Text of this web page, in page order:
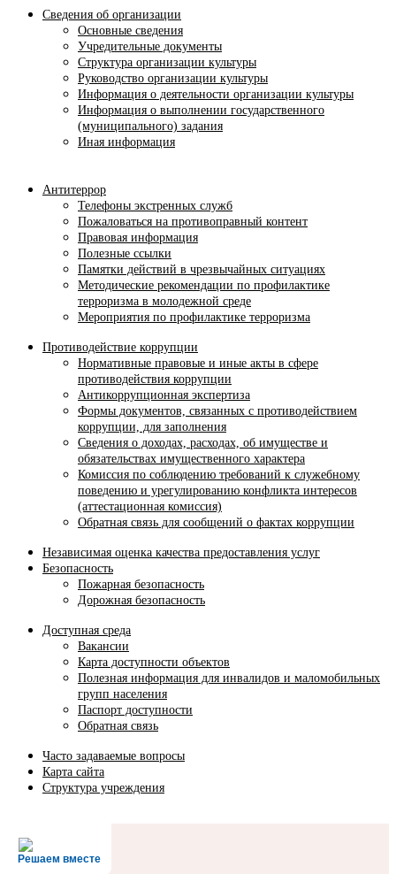
Сведения об организации
Основные сведения
Учредительные документы
Структура организации культуры
Руководство организации культуры
Информация о деятельности организации культуры
Информация о выполнении государственного
(муниципального) задания
Иная информация
Антитеррор
Телефоны экстренных служб
Пожаловаться на противоправный контент
Правовая информация
Полезные ссылки
Памятки действий в чрезвычайных ситуациях
Методические рекомендации по профилактике
терроризма в молодежной среде
Мероприятия по профилактике терроризма
Противодействие коррупции
Нормативные правовые и иные акты в сфере
противодействия коррупции
Антикоррупционная экспертиза
Формы документов, связанных с противодействием
коррупции, для заполнения
Сведения о доходах, расходах, об имуществе и
обязательствах имущественного характера
Комиссия по соблюдению требований к служебному
поведению и урегулированию конфликта интересов
(аттестационная комиссия)
Обратная связь для сообщений о фактах коррупции
Независимая оценка качества предоставления услуг
Безопасность
Пожарная безопасность
Дорожная безопасность
Доступная среда
Вакансии
Карта доступности объектов
Полезная информация для инвалидов и маломобильных
групп населения
Паспорт доступности
Обратная связь
Часто задаваемые вопросы
Карта сайта
Структура учреждения
Решаем вместе